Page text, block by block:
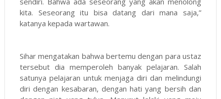
kita. Seseorang itu bisa datang dari mana saja,”
katanya kepada wartawan.
Sihar mengatakan bahwa bertemu dengan para ustaz
tersebut dia memperoleh banyak pelajaran. Salah
satunya pelajaran untuk menjaga diri dan melindungi
diri dengan kesabaran, dengan hati yang bersih dan